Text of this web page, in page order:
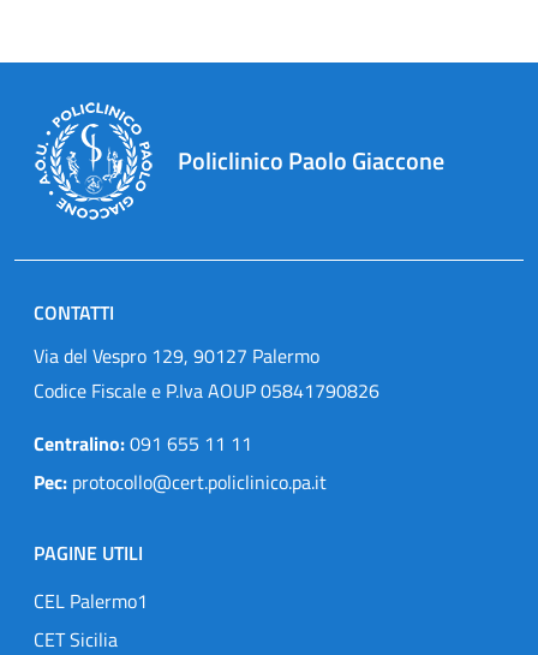
Policlinico Paolo Giaccone
CONTATTI
Via del Vespro 129, 90127 Palermo
Codice Fiscale e P.Iva AOUP 05841790826
Centralino:091 655 11 11
Pec: protocollo@cert.policlinico.pa.it
PAGINE UTILI
CEL Palermo1
CET Sicilia